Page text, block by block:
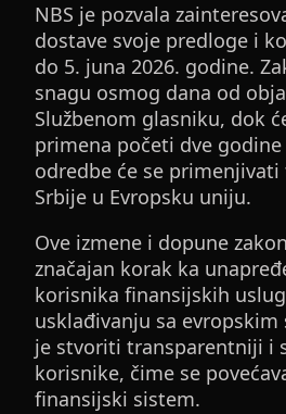
NBS je pozvala
dostave svoje predloge i
do 5. juna 2026. godine.
snagu osmog dana od
Službenom glasniku, dok
primena početi dve
odredbe će se
Srbije u Evropsku uniju.
Ove izmene i dopune
značajan korak ka
korisnika finansijskih
usklađivanju sa
je stvoriti transparentniji i
korisnike, čime se
finansijski sistem.